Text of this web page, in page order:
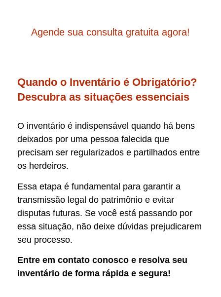
Agende sua consulta gratuita agora!
Quando o Inventário é Obrigatório?
Descubra as situações essenciais
O inventário é indispensável quando há bens
deixados por uma pessoa falecida que
precisam ser regularizados e partilhados entre
os herdeiros.
Essa etapa é fundamental para garantir a
transmissão legal do patrimônio e evitar
disputas futuras. Se você está passando por
essa situação, não deixe dúvidas prejudicarem
seu processo.
Entre em contato conosco e resolva seu
inventário de forma rápida e segura!